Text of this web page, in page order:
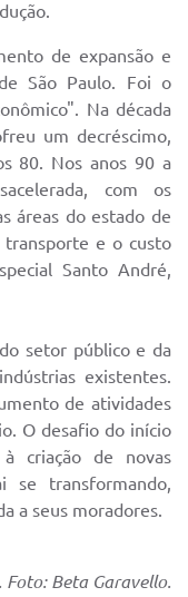
de expansão e
São Paulo. Foi o
Na década
um decréscimo,
80. Nos anos 90 a
com os
áreas do estado de
transporte e o custo
Santo André,
setor público e da
existentes.
de atividades
O desafio do início
criação de novas
se transformando,
a seus moradores.
Beta Garavello.